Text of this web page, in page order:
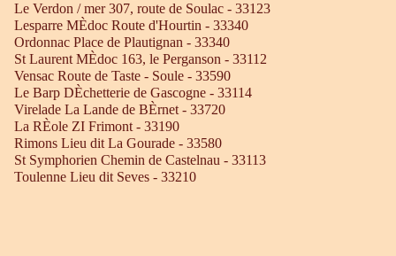
Le Verdon / mer 307, route de Soulac - 33123
Lesparre MÈdoc Route d'Hourtin - 33340
Ordonnac Place de Plautignan - 33340
St Laurent MÈdoc 163, le Perganson - 33112
Vensac Route de Taste - Soule - 33590
Le Barp DÈchetterie de Gascogne - 33114
Virelade La Lande de BÈrnet - 33720
La RÈole ZI Frimont - 33190
Rimons Lieu dit La Gourade - 33580
St Symphorien Chemin de Castelnau - 33113
Toulenne Lieu dit Seves - 33210